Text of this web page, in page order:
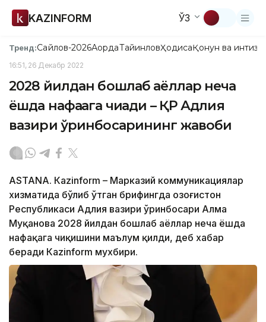
KAZINFORM ЎЗ
Тренд:Сайлов-2026АқордаТайинловҲодисаҚонун ва
16:51, 26 Декабр 2022
2028 йилдан бошлаб аёллар неча
ёшда нафақага чиқади – ҚР Адлия
вазири ўринбосарининг жавоби
ASTANА. Кazinform – Марказий коммуникациялар
хизматида бўлиб ўтган брифингда Қозоғистон
Республикаси Адлия вазири ўринбосари Алма
Муқанова 2028 йилдан бошлаб аёллар неча ёшда
нафақага чиқишини маълум қилди, деб хабар
беради Кazinform мухбири.